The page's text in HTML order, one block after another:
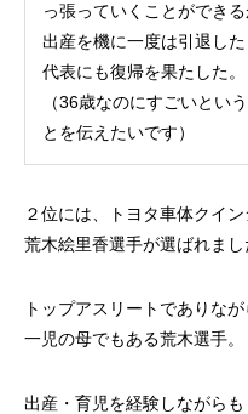
っ張っていくことができる
出産を機に一度は引退し
代表にも復帰を果たした。
（36歳なのにすごいとい
とを伝えたいです）
２位には、トヨタ車体クイ
荒木絵里香選手が選ばれまし
トップアスリートでありなが
一児の母でもある荒木選手。
出産・育児を経験しながらも